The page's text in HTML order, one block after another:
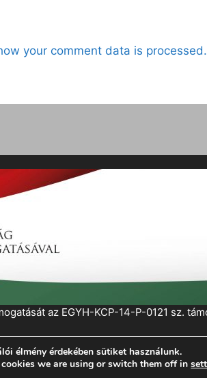
your comment data is processed.
az EGYH-KCP-14-P-0121 sz.
élmény érdekében sütiket használunk.
we are using or switch them off in